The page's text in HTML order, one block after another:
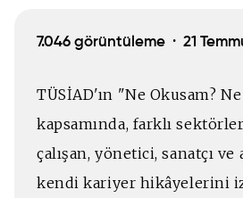
7.046 görüntüleme · 21
TÜSİAD'ın "Ne Okusam?
kapsamında, farklı
çalışan, yönetici, sanatçı
kendi kariyer hikâyelerini